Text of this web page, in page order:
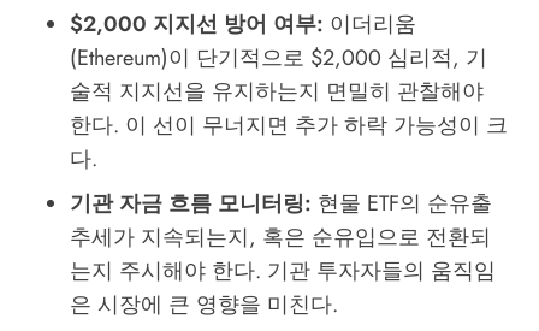
$2,000 지지선 방어 여부: 이더리움
(Ethereum)이 단기적으로 $2,000 심리적, 기
술적 지지선을 유지하는지 면밀히 관찰해야
한다. 이 선이 무너지면 추가 하락 가능성이 크
다.
기관 자금 흐름 모니터링: 현물 ETF의 순유출
추세가 지속되는지, 혹은 순유입으로 전환되
는지 주시해야 한다. 기관 투자자들의 움직임
은 시장에 큰 영향을 미친다.